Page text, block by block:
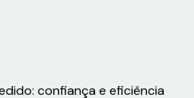
confiança e eficiência